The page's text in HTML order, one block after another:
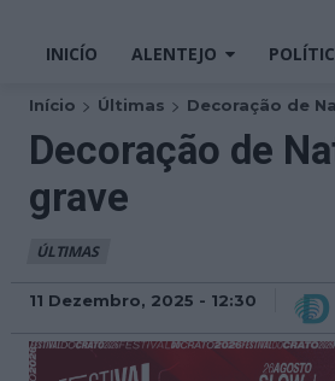
INICÍO ALENTEJO
Início Últimas Decoração de
Decoração de
grave
ÚLTIMAS
11 Dezembro, 2025 - 12:30